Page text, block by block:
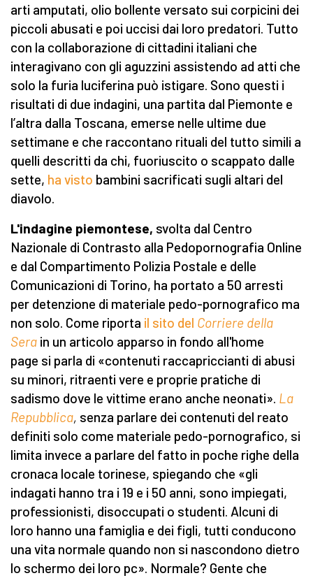
arti amputati, olio bollente versato sui corpicini dei
piccoli abusati e poi uccisi dai loro predatori. Tutto
con la collaborazione di cittadini italiani che
interagivano con gli aguzzini assistendo ad atti che
solo la furia luciferina può istigare. Sono questi i
risultati di due indagini, una partita dal Piemonte e
l’altra dalla Toscana, emerse nelle ultime due
settimane e che raccontano rituali del tutto simili a
quelli descritti da chi, fuoriuscito o scappato dalle
sette, ha visto bambini sacrificati sugli altari del
diavolo.
L'indagine piemontese, svolta dal Centro
Nazionale di Contrasto alla Pedopornografia Online
e dal Compartimento Polizia Postale e delle
Comunicazioni di Torino, ha portato a 50 arresti
per detenzione di materiale pedo-pornografico ma
non solo. Come riporta il sito del Corriere della
Sera in un articolo apparso in fondo all'home
page si parla di «contenuti raccapriccianti di abusi
su minori, ritraenti vere e proprie pratiche di
sadismo dove le vittime erano anche neonati». La
Repubblica, senza parlare dei contenuti del reato
definiti solo come materiale pedo-pornografico, si
limita invece a parlare del fatto in poche righe della
cronaca locale torinese, spiegando che «gli
indagati hanno tra i 19 e i 50 anni, sono impiegati,
professionisti, disoccupati o studenti. Alcuni di
loro hanno una famiglia e dei figli, tutti conducono
una vita normale quando non si nascondono dietro
lo schermo dei loro pc». Normale? Gente che